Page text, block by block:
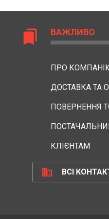
bookmarks ВАЖЛИВО
ПРО
ДОСТАВКА ТА
ПОВЕРНЕННЯ
КЛІЄНТАМ
business ВСІ